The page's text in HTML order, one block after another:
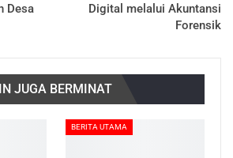
Desa
Digital melalui Akuntansi
Forensik
JUGA BERMINAT
BERITA UTAMA